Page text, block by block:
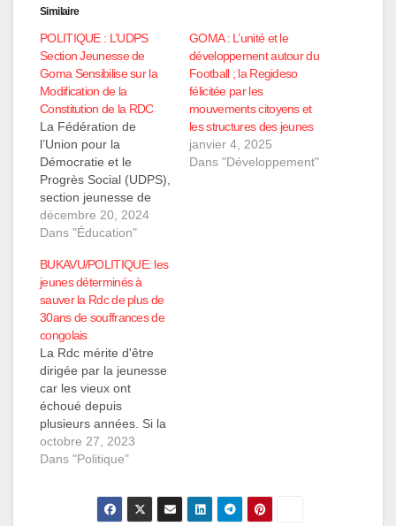
Similaire
POLITIQUE : L’UDPS
Section Jeunesse de
Goma Sensibilise sur la
Modification de la
Constitution de la RDC
La Fédération de
l’Union pour la
Démocratie et le
Progrès Social (UDPS),
section jeunesse de
Goma, a organisé ce
jeudi 19 décembre une
sensibilisation autour
du changement ou de
la modification de la
Constitution de la
République
démocratique du
Congo. Cet événement
s’est tenu dans la salle
Full…
décembre 20, 2024
Dans "Éducation"
GOMA : L’unité et le
développement autour du
Football ; la Regideso
félicitée par les
mouvements citoyens et
les structures des jeunes
janvier 4, 2025
Dans "Développement"
BUKAVU/POLITIQUE: les
jeunes déterminés à
sauver la Rdc de plus de
30ans de souffrances de
congolais
La Rdc mérite d'être
dirigée par la jeunesse
car les vieux ont
échoué depuis
plusieurs années. Si la
Rdc est négligée
aujourd'hui, c'est suite
l'incapacité de
personnes âgées qui la
octobre 27, 2023
Dans "Politique"